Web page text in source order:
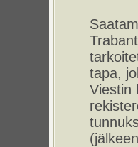
tapa,
Viestin